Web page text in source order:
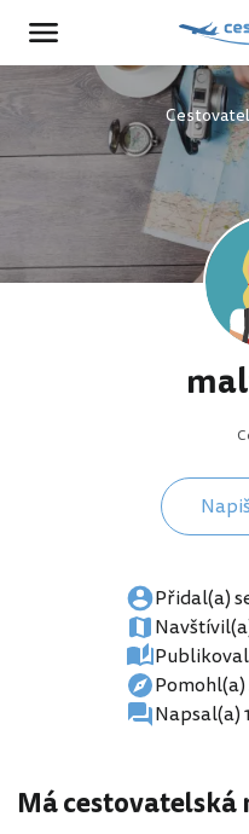
Přidal(a)
Napsal(a)
Má cestovatelská